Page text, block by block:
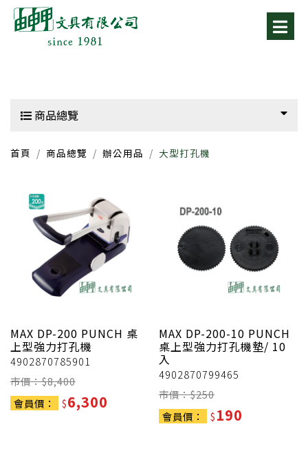
商品總覽
首頁 商品總覽 辦公用品 大型打孔機
MAX DP-200 PUNCH 桌
上型強力打孔機
4902870785901
市價：$8,400
會員價：
$6,300
MAX DP-200-10 PUNCH
桌上型強力打孔機墊/ 10
入
4902870799465
市價：$250
會員價：
$190